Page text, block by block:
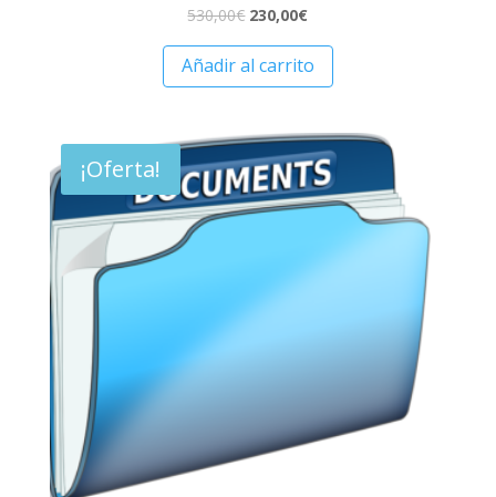
530,00€ 230,00€
Añadir al carrito
¡Oferta!